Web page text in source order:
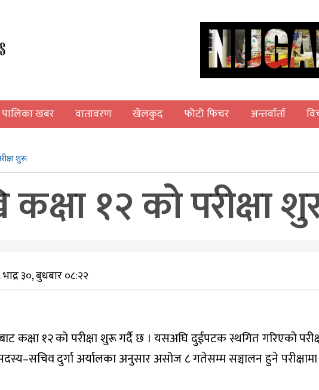
पालिका खबर वातावरण खेलकुद फोटो फिचर अन्तर्वार्ता
शुरू
१२ को परीक्षा
३०, बुधबार ०८:२२
कक्षा १२ को परीक्षा शुरू गर्दै छ । यसअघि दुईपटक स्थगित गरिएको
सदस्य–सचिव दुर्गा अर्यालका अनुसार असोज ८ गतेसम्म सञ्चालन हुने